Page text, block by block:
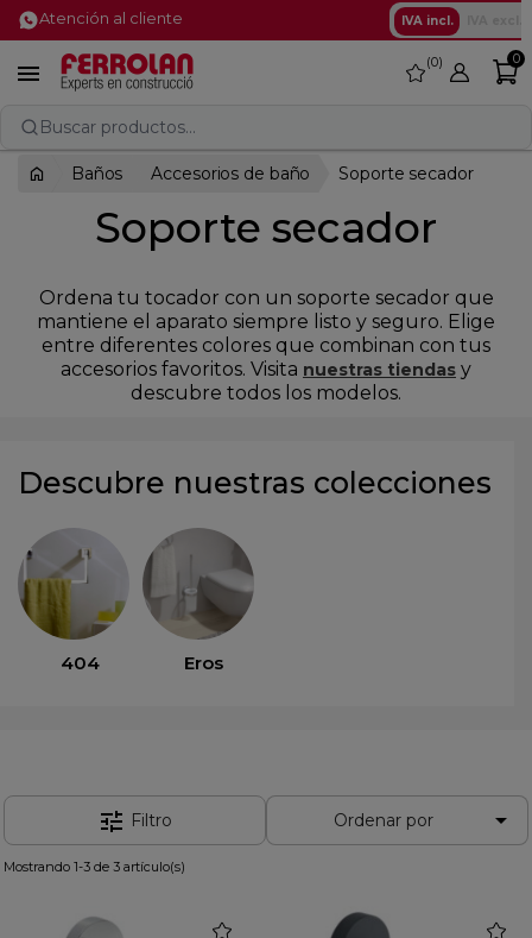
Atención al cliente IVA incl.
 favorite
0 0
Buscar productos...
Baños Accesorios de baño Soporte secador
Soporte secador
Ordena tu tocador con un soporte secador que
mantiene el aparato siempre listo y seguro. Elige
entre diferentes colores que combinan con tus
accesorios favoritos. Visita nuestras tiendas y
descubre todos los modelos.
Descubre nuestras colecciones
404 Eros
tune Filtro Ordenar por 
Mostrando 1-3 de 3 artículo(s)